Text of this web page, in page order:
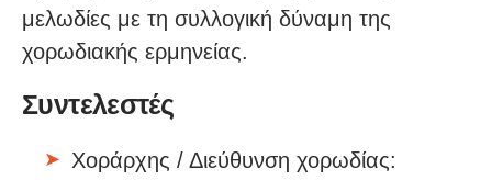
μελωδίες με τη συλλογική δύναμη της
χορωδιακής ερμηνείας.
Συντελεστές
Χοράρχης / Διεύθυνση χορωδίας: